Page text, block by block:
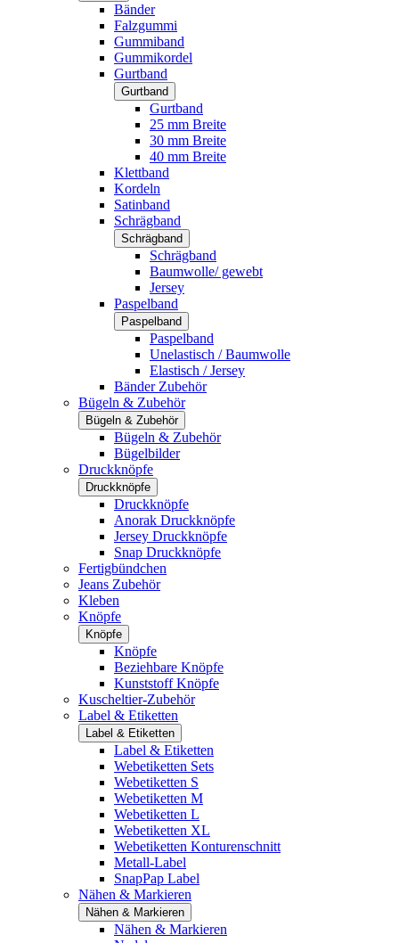
Bänder
Falzgummi
Gummiband
Gummikordel
Gurtband
Gurtband
Gurtband
25 mm Breite
30 mm Breite
40 mm Breite
Klettband
Kordeln
Satinband
Schrägband
Schrägband
Schrägband
Baumwolle/ gewebt
Jersey
Paspelband
Paspelband
Paspelband
Unelastisch / Baumwolle
Elastisch / Jersey
Bänder Zubehör
Bügeln & Zubehör
Bügeln & Zubehör
Bügeln & Zubehör
Bügelbilder
Druckknöpfe
Druckknöpfe
Druckknöpfe
Anorak Druckknöpfe
Jersey Druckknöpfe
Snap Druckknöpfe
Fertigbündchen
Jeans Zubehör
Kleben
Knöpfe
Knöpfe
Knöpfe
Beziehbare Knöpfe
Kunststoff Knöpfe
Kuscheltier-Zubehör
Label & Etiketten
Label & Etiketten
Label & Etiketten
Webetiketten Sets
Webetiketten S
Webetiketten M
Webetiketten L
Webetiketten XL
Webetiketten Konturenschnitt
Metall-Label
SnapPap Label
Nähen & Markieren
Nähen & Markieren
Nähen & Markieren